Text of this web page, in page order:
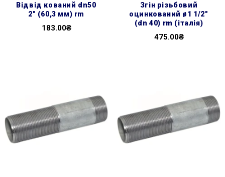
відвід кований dn50
2″ (60,3 мм) rm
183.00₴
згін різьбовий
оцинкований ø1 1/2″
(dn 40) rm (італія)
475.00₴